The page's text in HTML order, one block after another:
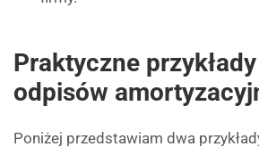
Praktyczne
odpisów
Poniżej przedstawiam dwa